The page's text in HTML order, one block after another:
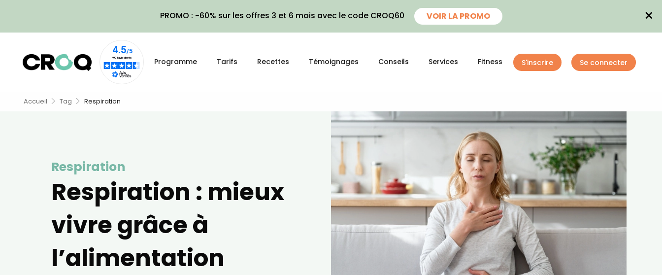
PROMO : -60% sur les offres 3 et 6 mois avec le code CROQ60 VOIR LA PROMO ×
Programme Tarifs Recettes Témoignages Conseils Services Fitness S'inscrire Se connecter
Accueil Tag Respiration
Respiration
Respiration : mieux
vivre grâce à
l’alimentation